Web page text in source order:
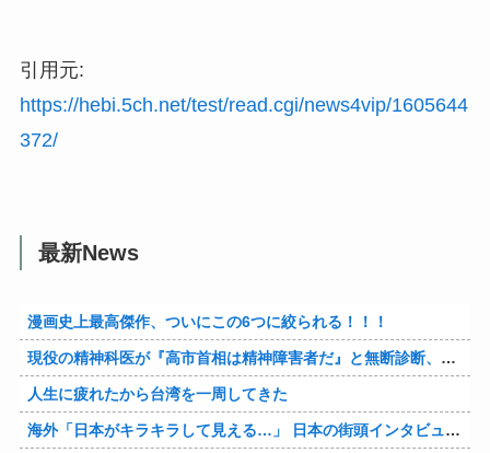
引用元:
https://hebi.5ch.net/test/read.cgi/news4vip/1605644
372/
最新News
漫画史上最高傑作、ついにこの6つに絞られる！！！
現役の精神科医が『高市首相は精神障害者だ』と無断診断、その結果に左派が歓喜した様子を見せており……
人生に疲れたから台湾を一周してきた
海外「日本がキラキラして見える…」 日本の街頭インタビューに登場した女子高生4人組がエモすぎると話題に